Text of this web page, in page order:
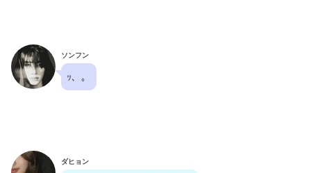
ソンフン
ｯ、。
ダヒョン